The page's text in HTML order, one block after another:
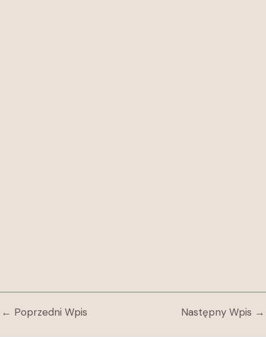
← Poprzedni Wpis Następny Wpis →